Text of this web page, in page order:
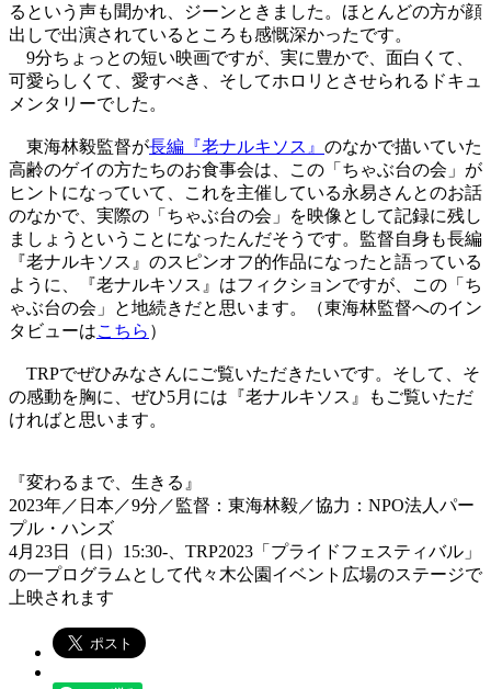
るという声も聞かれ、ジーンときました。ほとんどの方が顔
出しで出演されているところも感慨深かったです。
9分ちょっとの短い映画ですが、実に豊かで、面白くて、
可愛らしくて、愛すべき、そしてホロリとさせられるドキュ
メンタリーでした。
東海林毅監督が長編『老ナルキソス』 のなかで描いていた
高齢のゲイの方たちのお食事会は、この「ちゃぶ台の会」が
ヒントになっていて、これを主催している永易さんとのお話
のなかで、実際の「ちゃぶ台の会」を映像として記録に残し
ましょうということになったんだそうです。監督自身も長編
『老ナルキソス』のスピンオフ的作品になったと語っている
ように、『老ナルキソス』はフィクションですが、この「ち
ゃぶ台の会」と地続きだと思います。（東海林監督へのイン
タビューはこちら ）
TRPでぜひみなさんにご覧いただきたいです。そして、そ
の感動を胸に、ぜひ5月には『老ナルキソス』もご覧いただ
ければと思います。
『変わるまで、生きる』
2023年／日本／9分／監督：東海林毅／協力：NPO法人パー
プル・ハンズ
4月23日（日）15:30-、TRP2023「プライドフェスティバル」
の一プログラムとして代々木公園イベント広場のステージで
上映されます